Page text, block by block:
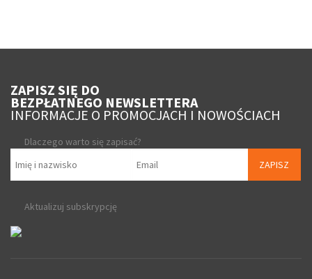
ZAPISZ SIĘ DO
BEZPŁATNEGO NEWSLETTERA
INFORMACJE O PROMOCJACH I NOWOŚCIACH
Dlaczego warto się zapisać?
ZAPISZ
Aktualizuj subskrypcję